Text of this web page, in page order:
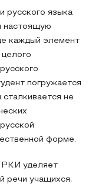
русского языка
настоящую
каждый элемент
погружается
не
форме.
РКИ уделяет
речи учащихся,